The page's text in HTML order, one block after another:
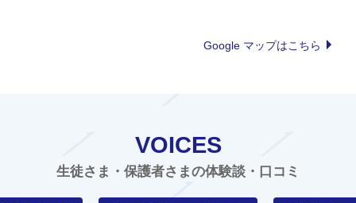
Google マップはこちら
VOICES
生徒さま・保護者さまの体験談・口コミ